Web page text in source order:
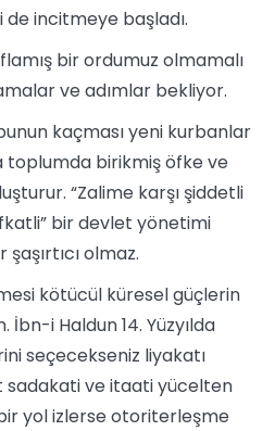
de incitmeye başladı.
bir ordumuz olmamalı
ve adımlar bekliyor.
kaçması yeni kurbanlar
toplumda birikmiş öfke ve
“Zalime karşı şiddetli
bir devlet yönetimi
olmaz.
kötücül küresel güçlerin
i Haldun 14. Yüzyılda
seçecekseniz liyakatı
sadakati ve itaati yücelten
yol izlerse otoriterleşme